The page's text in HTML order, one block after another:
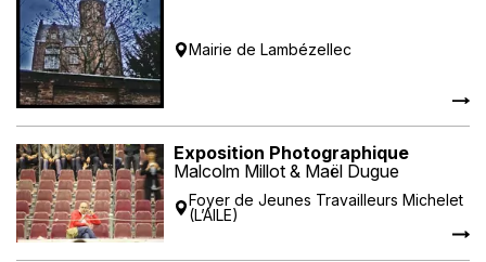
Mairie de Lambézellec
Exposition Photographique
Malcolm Millot & Maël Dugue
Foyer de Jeunes Travailleurs Michelet
(L’AILE)